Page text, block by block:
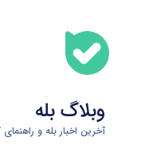
content
وبلاگ بله
آخرین اخبار بله و